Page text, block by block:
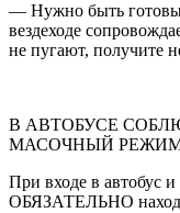
— Нужно быть
вездеходе
не пугают, получите
В АВТОБУСЕ
МАСОЧНЫЙ
При входе в автобус
ОБЯЗАТЕЛЬНО